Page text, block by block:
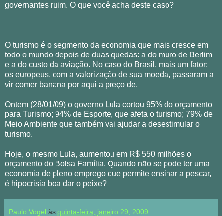
governantes ruim. O que você acha deste caso?
O turismo é o segmento da economia que mais cresce em
todo o mundo depois de duas quedas: a do muro de Berlim
e a do custo da aviação. No caso do Brasil, mais um fator:
os europeus, com a valorização de sua moeda, passaram a
vir comer banana por aqui a preço de.
Ontem (28/01/09) o governo Lula cortou 95% do orçamento
para Turismo; 94% de Esporte, que afeta o turismo; 79% de
Meio Ambiente que também vai ajudar a desestimular o
turismo.
Hoje, o mesmo Lula, aumentou em R$ 550 milhões o
orçamento do Bolsa Família. Quando não se pode ter uma
economia de pleno emprego que permite ensinar a pescar,
é hipocrisia boa dar o peixe?
Paulo Vogel às quinta-feira, janeiro 29, 2009